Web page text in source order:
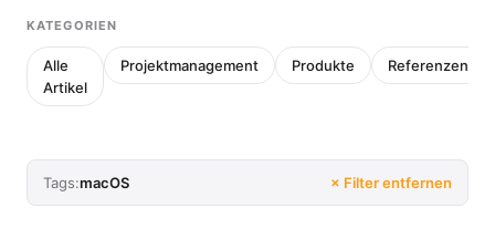
KATEGORIEN
Alle
Artikel
Projektmanagement Produkte Referenzen
Tags:macOS × Filter entfernen